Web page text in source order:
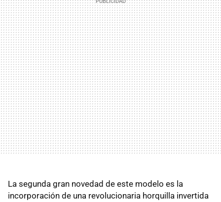
La segunda gran novedad de este modelo es la
incorporación de una revolucionaria horquilla invertida